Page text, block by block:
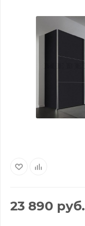
23 890 руб.